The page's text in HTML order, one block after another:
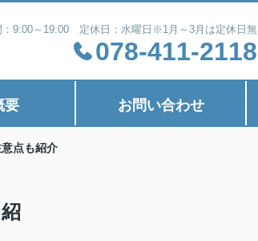
：9:00～19:00 定休日：水曜日※1月～3月は定休日無
078-411-2118
要 お問い合わせ
点も紹介